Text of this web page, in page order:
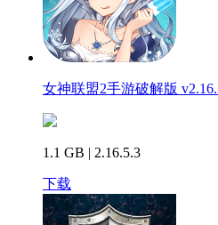
女神联盟2手游破解版
1.1 GB | 2.16.5.3
下载